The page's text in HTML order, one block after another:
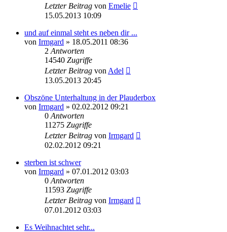
Letzter Beitrag von Emelie
15.05.2013 10:09
und auf einmal steht es neben dir ...
von Irmgard » 18.05.2011 08:36
2 Antworten
14540 Zugriffe
Letzter Beitrag von Adel
13.05.2013 20:45
Obszöne Unterhaltung in der Plauderbox
von Irmgard » 02.02.2012 09:21
0 Antworten
11275 Zugriffe
Letzter Beitrag von Irmgard
02.02.2012 09:21
sterben ist schwer
von Irmgard » 07.01.2012 03:03
0 Antworten
11593 Zugriffe
Letzter Beitrag von Irmgard
07.01.2012 03:03
Es Weihnachtet sehr...